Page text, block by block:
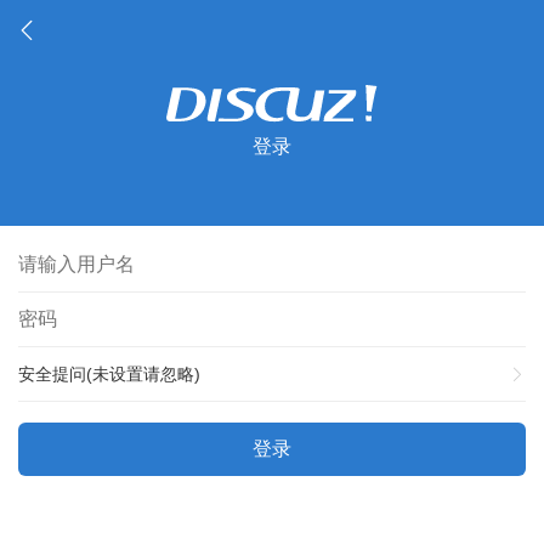
登录
安全提问(未设置请忽略)
登录